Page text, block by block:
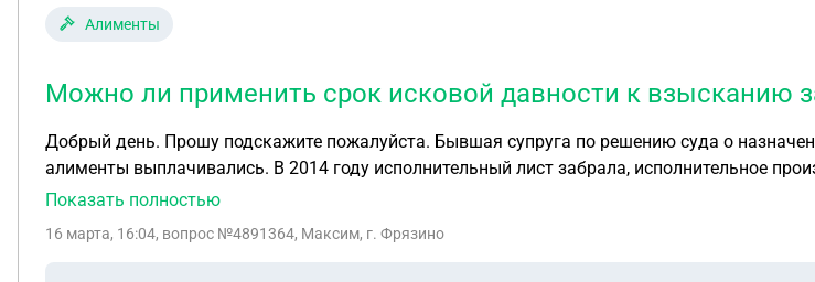
Алименты
Можно ли применить срок исковой давности к взысканию
Добрый день. Прошу подскажите пожалуйста. Бывшая супруга по решению суда о
алименты выплачивались. В 2014 году исполнительный лист забрала, исполнительное
продолжались. Но в 2020 году вновь подала исполнительный лист в фссп, алименты выплачиваются регулярно. И на момент
второй иск о взыскании задолженности по алиментам с 2017 года по 2020 когда вновь
Показать полностью
16 марта, 16:04, вопрос №4891364, Максим, г. Фрязино